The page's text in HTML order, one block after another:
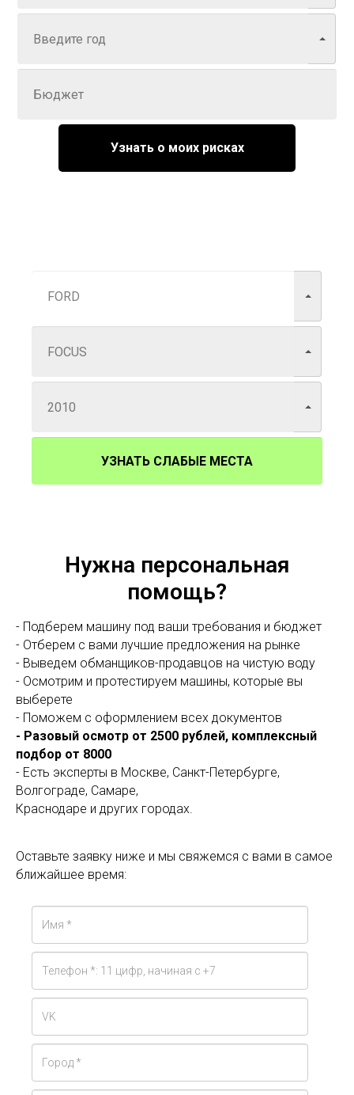
Узнать о моих рисках
УЗНАТЬ СЛАБЫЕ МЕСТА
Нужна персональная
помощь?
- Подберем машину под ваши требования и бюджет
- Отберем с вами лучшие предложения на рынке
- Выведем обманщиков-продавцов на чистую воду
- Осмотрим и протестируем машины, которые вы
выберете
- Поможем с оформлением всех документов
- Разовый осмотр от 2500 рублей, комплексный
подбор от 8000
- Есть эксперты в Москве, Санкт-Петербурге,
Волгограде, Самаре,
Краснодаре и других городах.
Оставьте заявку ниже и мы свяжемся с вами в самое
ближайшее время: